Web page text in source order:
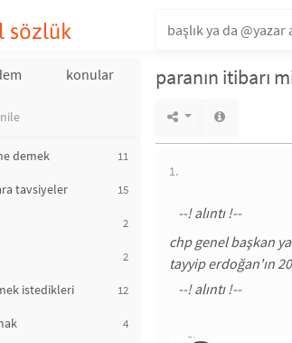
sözlük
konular
demek 11
tavsiyeler 15
2
2
istedikleri 12
4
paranın itibarı
1.
chp genel başkan
tayyip erdoğan'ın